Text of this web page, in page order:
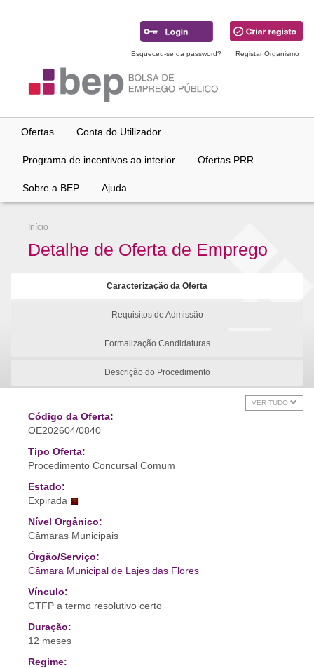
Esqueceu-se da password? Registar Organismo
Ofertas Conta do Utilizador
Programa de incentivos ao interior Ofertas PRR
Sobre a BEP Ajuda
Início
Detalhe de Oferta de Emprego
Caracterização da Oferta
Requisitos de Admissão
Formalização Candidaturas
Descrição do Procedimento
VER TUDO
Código da Oferta:
OE202604/0840
Tipo Oferta:
Procedimento Concursal Comum
Estado:
Expirada
Nível Orgânico:
Câmaras Municipais
Órgão/Serviço:
Câmara Municipal de Lajes das Flores
Vínculo:
CTFP a termo resolutivo certo
Duração:
12 meses
Regime: